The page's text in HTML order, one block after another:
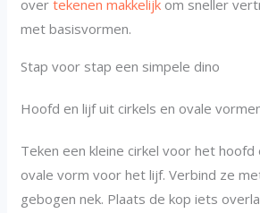
overtekenen makkelijk om sneller
met basisvormen.
Stap voor stap een simpele dino
Hoofd en lijf uit cirkels en ovale
Teken een kleine cirkel voor het
ovale vorm voor het lijf. Verbind ze
gebogen nek. Plaats de kop iets